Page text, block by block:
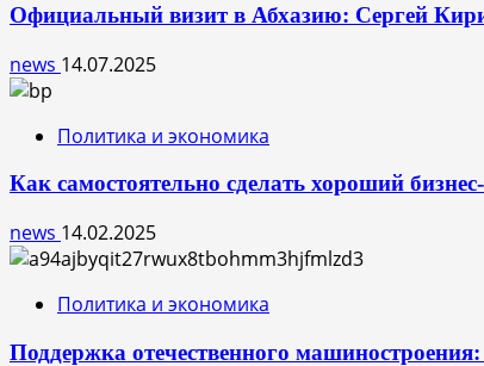
Официальный визит в Абхазию: Сергей
news 14.07.2025
Политика и экономика
Как самостоятельно сделать хороший
news 14.02.2025
Политика и экономика
Поддержка отечественного